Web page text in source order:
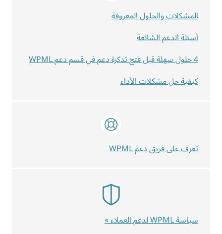
المشكلات والحلول المعروفة
أسئلة الدعم الشائعة
4 حلول سهلة قبل فتح تذكرة دعم في قسم دعم WPML
كيفية حل مشكلات الأداء
تعرف على فريق دعم WPML
سياسة WPML لدعم العملاء »